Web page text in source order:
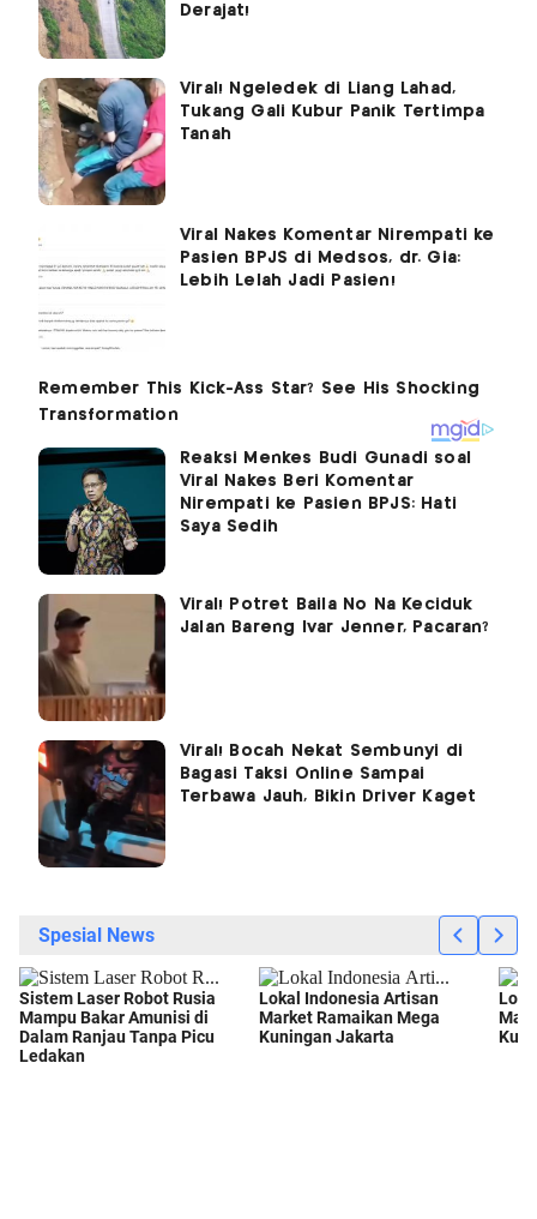
Derajat!
Viral! Ngeledek di Liang Lahad,
Tukang Gali Kubur Panik Tertimpa
Tanah
Viral Nakes Komentar Nirempati ke
Pasien BPJS di Medsos, dr. Gia:
Lebih Lelah Jadi Pasien!
Reaksi Menkes Budi Gunadi soal
Viral Nakes Beri Komentar
Nirempati ke Pasien BPJS: Hati
Saya Sedih
Viral! Potret Baila No Na Keciduk
Jalan Bareng Ivar Jenner, Pacaran?
Viral! Bocah Nekat Sembunyi di
Bagasi Taksi Online Sampai
Terbawa Jauh, Bikin Driver Kaget